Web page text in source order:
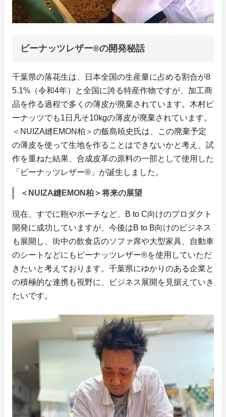
ピーナッツレザー®の開発秘話
千葉県の落花生は、日本全国の生産量に占める割合が8
5.1%（令和4年）と全国に誇る特産作物ですが、加工商
品を作る過程で多くの薄皮が廃棄されています。木村ピ
ーナッツでも1日凡そ10kgの薄皮が廃棄されています。
＜NUIZA縫EMON柏＞の飯島暁史氏は、この廃棄予定
の薄皮を使って生地を作ることはできないかと考え、試
作を重ねた結果、合成皮革の原料の一部として使用した
「ピーナッツレザー®」が誕生しました。
＜NUIZA縫EMON柏＞将来の展望
現在、すでに鞄やポーチなど、B to C向けのプロダクト
開発に成功していますが、今後はB to B向けのビジネス
も展開し、街中の飲食店のソファ席や大型家具、自動車
のシートなどにもピーナッツレザー®を使用していただ
きたいと考えております。千葉県にゆかりのある企業と
の積極的な連携も視野に、ビジネス展開を見据えていき
たいです。